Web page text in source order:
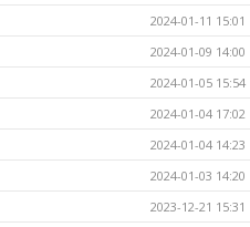
2024-01-11 15:01
2024-01-09 14:00
2024-01-05 15:54
2024-01-04 17:02
2024-01-04 14:23
2024-01-03 14:20
2023-12-21 15:31